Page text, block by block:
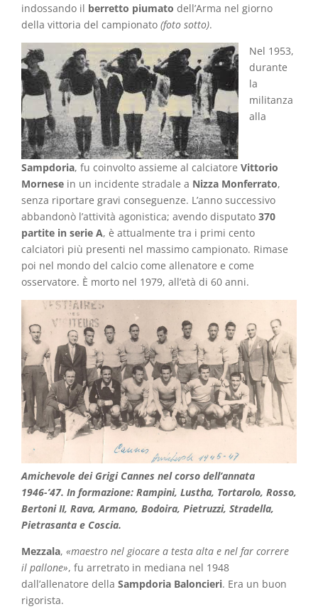
indossando il berretto piumato dell’Arma nel giorno
della vittoria del campionato (foto sotto).
Nel 1953,
durante
la
militanza
alla
Sampdoria, fu coinvolto assieme al calciatore Vittorio
Mornese in un incidente stradale a Nizza Monferrato,
senza riportare gravi conseguenze. L’anno successivo
abbandonò l’attività agonistica; avendo disputato 370
partite in serie A, è attualmente tra i primi cento
calciatori più presenti nel massimo campionato. Rimase
poi nel mondo del calcio come allenatore e come
osservatore. È morto nel 1979, all’età di 60 anni.
Amichevole dei Grigi Cannes nel corso dell’annata
1946-’47. In formazione: Rampini, Lustha, Tortarolo, Rosso,
Bertoni II, Rava, Armano, Bodoira, Pietruzzi, Stradella,
Pietrasanta e Coscia.
Mezzala, «maestro nel giocare a testa alta e nel far correre
il pallone», fu arretrato in mediana nel 1948
dall’allenatore della Sampdoria Baloncieri. Era un buon
rigorista.